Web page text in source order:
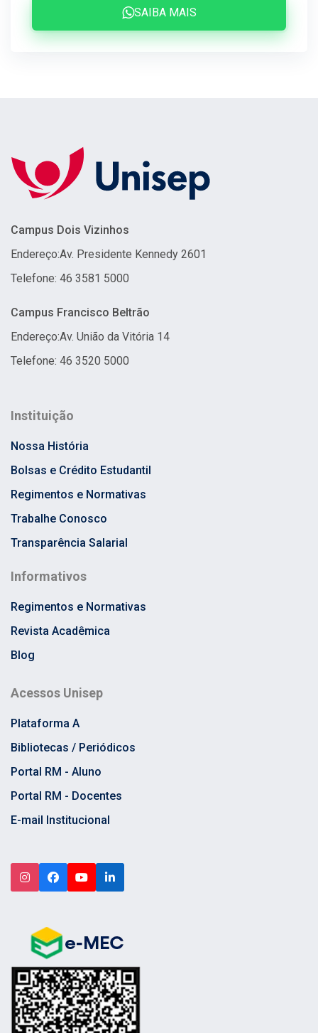
SAIBA MAIS
Campus Dois Vizinhos
Endereço:Av. Presidente Kennedy 2601
Telefone: 46 3581 5000
Campus Francisco Beltrão
Endereço:Av. União da Vitória 14
Telefone: 46 3520 5000
Instituição
Nossa História
Bolsas e Crédito Estudantil
Regimentos e Normativas
Trabalhe Conosco
Transparência Salarial
Informativos
Regimentos e Normativas
Revista Acadêmica
Blog
Acessos Unisep
Plataforma A
Bibliotecas / Periódicos
Portal RM - Aluno
Portal RM - Docentes
E-mail Institucional